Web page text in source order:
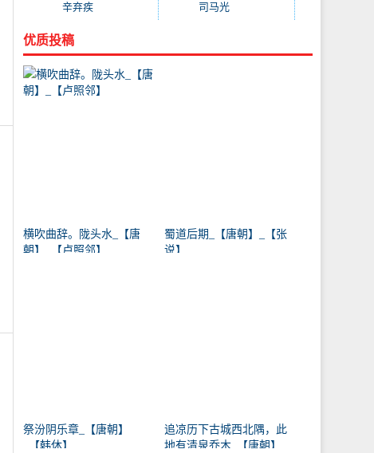
辛弃疾 司马光(601)
优质投稿
横吹曲辞。陇头水_【唐
朝】_【卢照邻】
蜀道后期_【唐朝】_【张
说】
祭汾阴乐章_【唐朝】
_【韩休】
追凉历下古城西北隅，此
地有清泉乔木_【唐朝】